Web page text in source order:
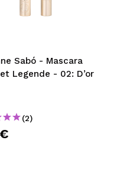
Sabó - Mascara
Legende - 02: D’or
(2)